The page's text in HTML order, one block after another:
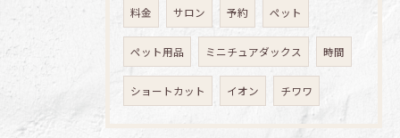
料金 サロン 予約 ペット
ペット用品 ミニチュアダックス 時間
ショートカット イオン チワワ